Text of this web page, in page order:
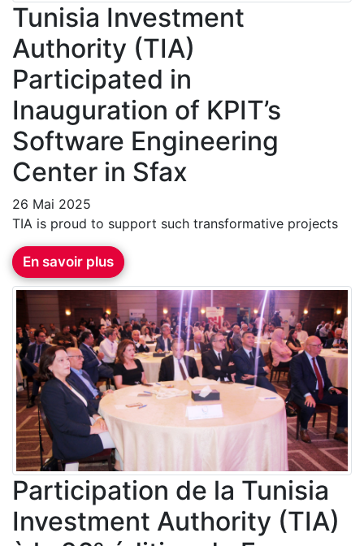
Tunisia Investment
Authority (TIA)
Participated in
Inauguration of KPIT’s
Software Engineering
Center in Sfax
26 Mai 2025
TIA is proud to support such transformative projects
En savoir plus
Participation de la Tunisia
Investment Authority (TIA)